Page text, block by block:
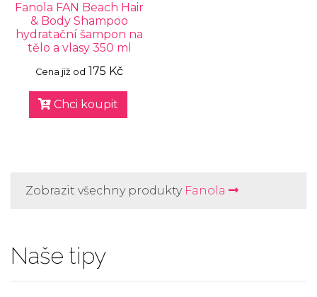
Fanola FAN Beach Hair
& Body Shampoo
hydratační šampon na
tělo a vlasy 350 ml
Cena již od 175 Kč
Chci koupit
Zobrazit všechny produkty Fanola
Naše tipy